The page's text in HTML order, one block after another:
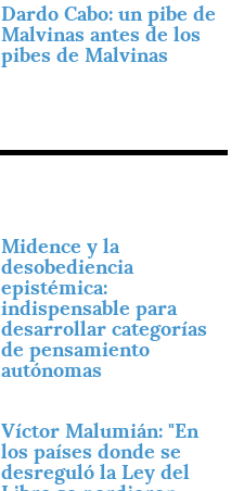
Dardo Cabo: un pibe de
Malvinas antes de los
pibes de Malvinas
Midence y la
desobediencia
epistémica:
indispensable para
desarrollar categorías
de pensamiento
autónomas
Víctor Malumián: "En
los países donde se
desreguló la Ley del